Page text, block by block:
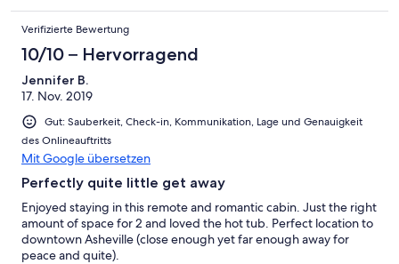
Verifizierte Bewertung
10/10 – Hervorragend
Jennifer B.
17. Nov. 2019
Gut: Sauberkeit, Check-in, Kommunikation, Lage und Genauigkeit
des Onlineauftritts
Mit Google übersetzen
Perfectly quite little get away
Enjoyed staying in this remote and romantic cabin. Just the right
amount of space for 2 and loved the hot tub. Perfect location to
downtown Asheville (close enough yet far enough away for
peace and quite).